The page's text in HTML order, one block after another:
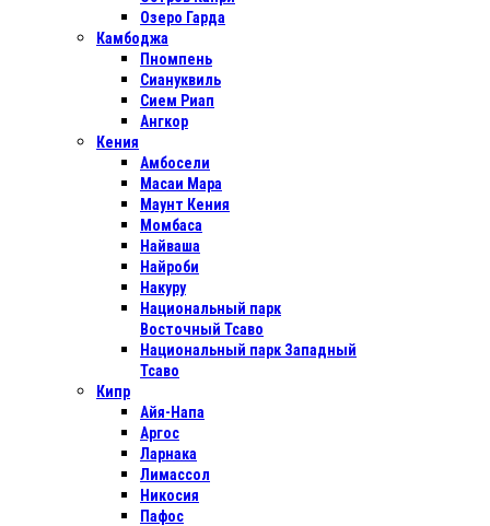
Озеро Гарда
Камбоджа
Пномпень
Сиануквиль
Сием Риап
Ангкор
Кения
Амбосели
Масаи Мара
Маунт Кения
Момбаса
Найваша
Найроби
Накуру
Национальный парк
Восточный Тсаво
Национальный парк Западный
Тсаво
Кипр
Айя-Напа
Аргос
Ларнака
Лимассол
Никосия
Пафос